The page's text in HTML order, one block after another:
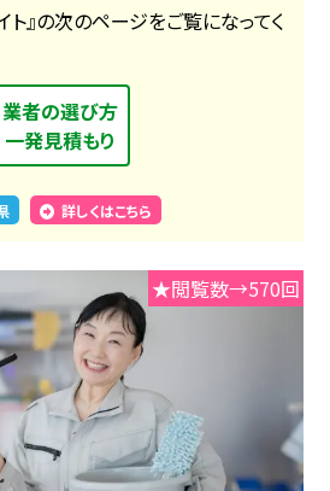
』の次のページをご覧になってく
業者の選び方
一発見積もり
詳しくはこちら
★閲覧数→570回